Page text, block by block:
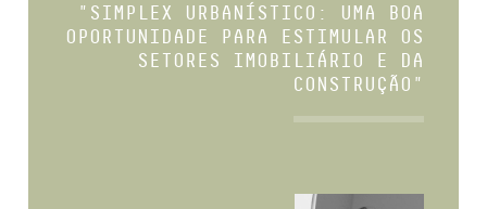
"SIMPLEX URBANÍSTICO: UMA BOA
OPORTUNIDADE PARA ESTIMULAR OS
SETORES IMOBILIÁRIO E DA
CONSTRUÇÃO"